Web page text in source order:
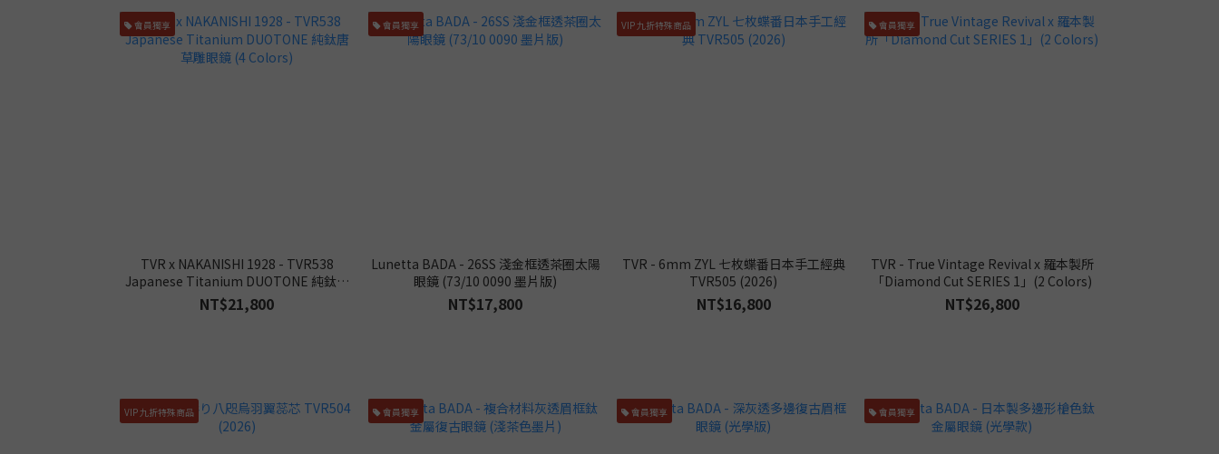
會員獨享
TVR x NAKANISHI 1928 - TVR538
Japanese Titanium DUOTONE 純鈦唐
草雕眼鏡 (4 Colors)
NT$21,800
會員獨享
Lunetta BADA - 26SS 淺金框透茶圈太陽
眼鏡 (73/10 0090 墨片版)
NT$17,800
VIP 九折特殊商品
TVR - 6mm ZYL 七枚蝶番日本手工經典
TVR505 (2026)
NT$16,800
會員獨享
TVR - True Vintage Revival x 羅本製所
「Diamond Cut SERIES 1」(2 Colors)
NT$26,800
VIP 九折特殊商品 會員獨享 會員獨享 會員獨享